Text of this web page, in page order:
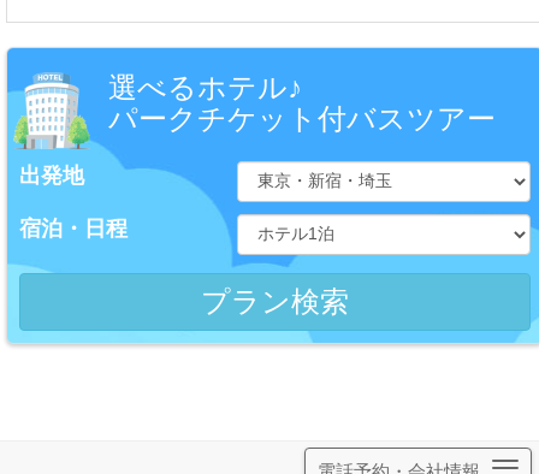
選べるホテル♪
パークチケット付バスツアー
出発地
宿泊・日程